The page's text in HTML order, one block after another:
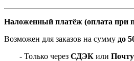
Наложенный платёж (оплата при
Возможен для заказов на сумму до
- Только через СДЭК или